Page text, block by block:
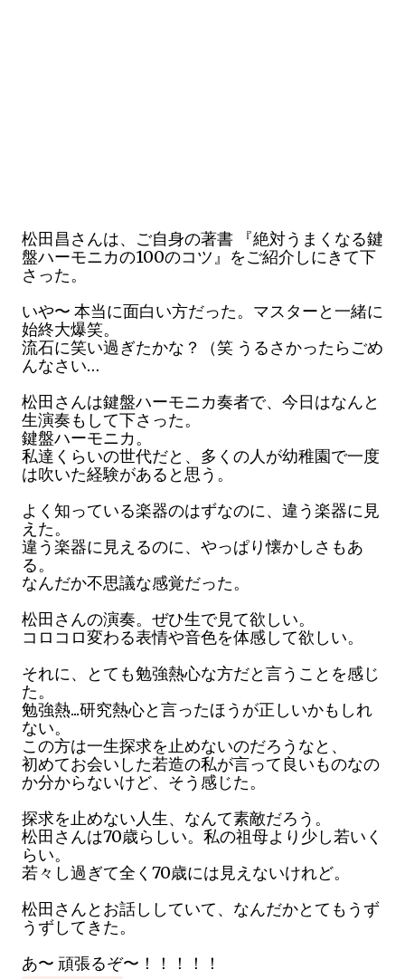
松田昌さんは、ご自身の著書 『絶対うまくなる鍵
盤ハーモニカの100のコツ』をご紹介しにきて下
さった。
いや〜 本当に面白い方だった。マスターと一緒に
始終大爆笑。
流石に笑い過ぎたかな？（笑 うるさかったらごめ
んなさい…
松田さんは鍵盤ハーモニカ奏者で、今日はなんと
生演奏もして下さった。
鍵盤ハーモニカ。
私達くらいの世代だと、多くの人が幼稚園で一度
は吹いた経験があると思う。
よく知っている楽器のはずなのに、違う楽器に見
えた。
違う楽器に見えるのに、やっぱり懐かしさもあ
る。
なんだか不思議な感覚だった。
松田さんの演奏。ぜひ生で見て欲しい。
コロコロ変わる表情や音色を体感して欲しい。
それに、とても勉強熱心な方だと言うことを感じ
た。
勉強熱...研究熱心と言ったほうが正しいかもしれ
ない。
この方は一生探求を止めないのだろうなと、
初めてお会いした若造の私が言って良いものなの
か分からないけど、そう感じた。
探求を止めない人生、なんて素敵だろう。
松田さんは70歳らしい。私の祖母より少し若いく
らい。
若々し過ぎて全く70歳には見えないけれど。
松田さんとお話ししていて、なんだかとてもうず
うずしてきた。
あ〜 頑張るぞ〜！！！！！